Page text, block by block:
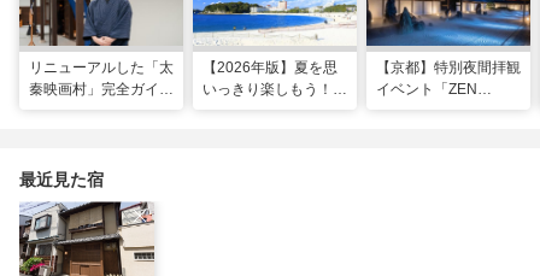
リニューアルした「太
秦映画村」完全ガイ
【2026年版】夏を思
いっきり楽しもう！関
【京都】特別夜間拝観
イベント「ZEN
最近見た宿